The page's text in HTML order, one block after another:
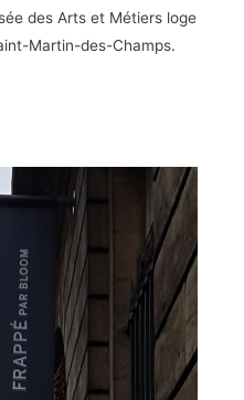
des Arts et Métiers loge
Martin-des-Champs.